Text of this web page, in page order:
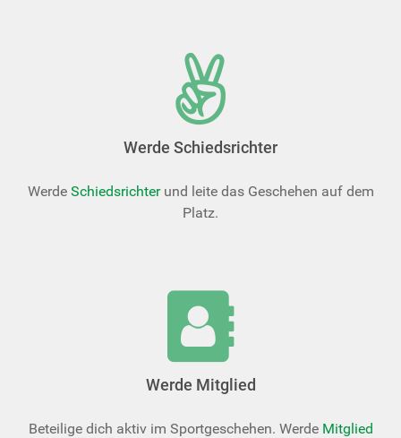
Werde Schiedsrichter
Werde Schiedsrichterund leite das Geschehen auf dem
Platz.
Werde Mitglied
Beteilige dich aktiv im Sportgeschehen. Werde Mitglied